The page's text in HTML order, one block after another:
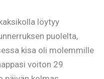
löytyy
puolelta,
kisa oli molemmille
voiton 29